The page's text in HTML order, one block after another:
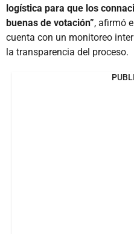
logística para que los
buenas de votación”, afirmó
cuenta con un monitoreo
la transparencia del proceso.